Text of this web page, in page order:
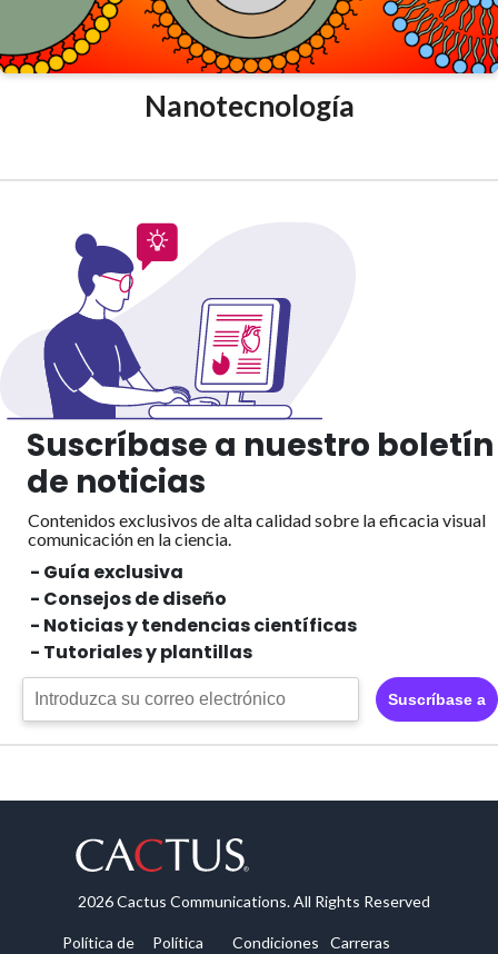
Nanotecnología
Suscríbase a nuestro boletín
de noticias
Contenidos exclusivos de alta calidad sobre la eficacia visual
comunicación en la ciencia.
- Guía exclusiva
- Consejos de diseño
- Noticias y tendencias científicas
- Tutoriales y plantillas
Suscríbase a
2026 Cactus Communications. All Rights Reserved
Política de Política Condiciones Carreras